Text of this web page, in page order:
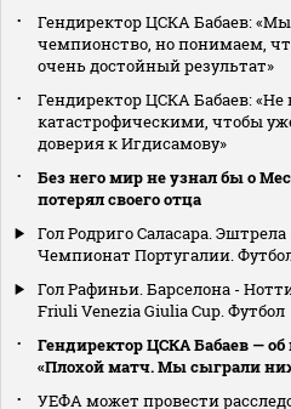
Гендиректор ЦСКА Бабаев: «Мы
чемпионство, но понимаем,
очень достойный результат»
Гендиректор ЦСКА Бабаев:
катастрофическими, чтобы
доверия к Игдисамову»
Без него мир не узнал бы о
потерял своего отца
Гол Родриго Саласара. Эштрела
Чемпионат Португалии.
Гол Рафиньи. Барселона -
Friuli Venezia Giulia Cup. Футбол
Гендиректор ЦСКА Бабаев — об
«Плохой матч. Мы сыграли
УЕФА может провести